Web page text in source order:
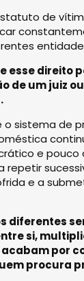
de
esse direito
de um juiz
o sistema de
e pouco
repetir
e a
diferentes
si,
por
procura